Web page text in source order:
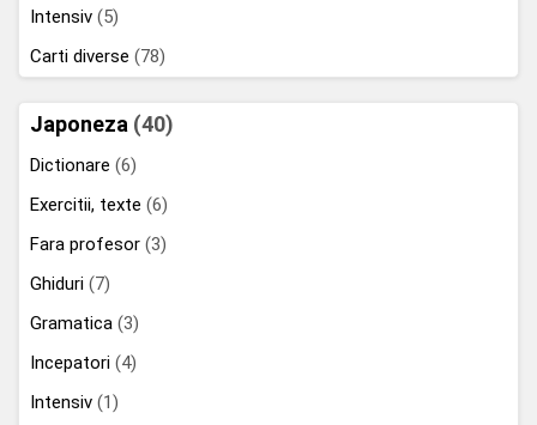
Intensiv (5)
Carti diverse (78)
Japoneza (40)
Dictionare (6)
Exercitii, texte (6)
Fara profesor (3)
Ghiduri (7)
Gramatica (3)
Incepatori (4)
Intensiv (1)